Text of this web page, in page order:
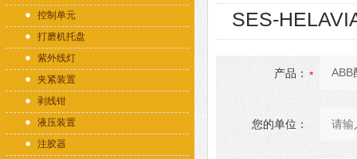
控制单元
打磨机托盘
紫外线灯
夹紧装置
剥线钳
液压装置
注胶器
SES-
产品：
您的单位：